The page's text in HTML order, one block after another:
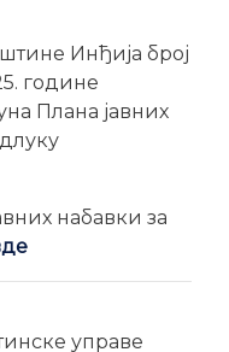
Инђија број
године
Плана јавних
набавки за
управе